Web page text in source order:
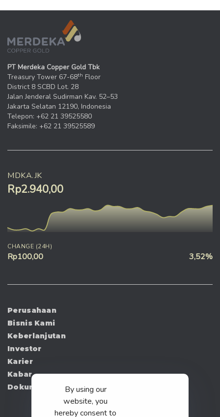
PT Merdeka Copper Gold Tbk
Treasury Tower 67-68th Floor
District 8 SCBD Lot. 28
Jalan Jenderal Sudirman Kav. 52–53
Jakarta Selatan 12190, Indonesia
Telepon: +62 21 39525580
Faksimile: +62 21 39525589
MDKA.JK
Rp2.940,00
CHANGE (24H)
Rp100,00 3,52%
Perusahaan
Bisnis Kami
Keberlanjutan
Investor
Karier
Kabar
Dokumen
By using our
website, you
hereby consent to